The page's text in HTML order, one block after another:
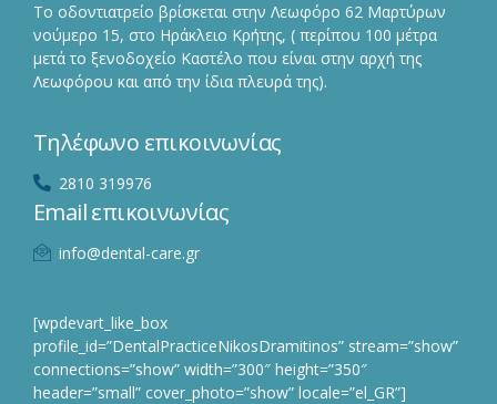
Το οδοντιατρείο βρίσκεται στην Λεωφόρο 62 Μαρτύρων
νούμερο 15, στο Ηράκλειο Κρήτης, ( περίπου 100 μέτρα
μετά το ξενοδοχείο Καστέλο που είναι στην αρχή της
Λεωφόρου και από την ίδια πλευρά της).
Τηλέφωνο επικοινωνίας
2810 319976
Email επικοινωνίας
info@dental-care.gr
[wpdevart_like_box
profile_id=”DentalPracticeNikosDramitinos” stream=”show”
connections=”show” width=”300″ height=”350″
header=”small” cover_photo=”show” locale=”el_GR”]